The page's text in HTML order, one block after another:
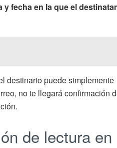
y fecha en la que el
destinario puede simplemente
no te llegará confirmación
de lectura en